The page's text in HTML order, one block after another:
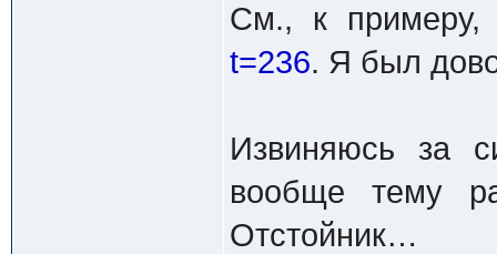
См., к
t=236. Я был
Извиняюсь за
вообще тему
Отстойник…